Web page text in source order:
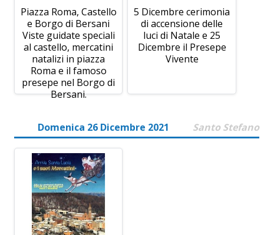
Piazza Roma, Castello
e Borgo di Bersani
Viste guidate speciali
al castello, mercatini
natalizi in piazza
Roma e il famoso
presepe nel Borgo di
Bersani.
5 Dicembre cerimonia
di accensione delle
luci di Natale e 25
Dicembre il Presepe
Vivente
Domenica 26 Dicembre 2021 Santo Stefano